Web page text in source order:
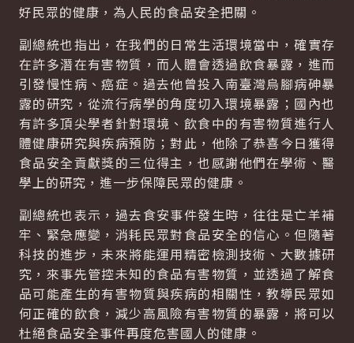
好民眾的健康，為人民的食品安全把關。
副總統也指出，在我們的日常生活環境當中，確實存
在許多潛在有害物質，而人體會透過飲食暴露，進而
引發慢性病、癌症。過去他曾投入南臺灣烏腳病砷暴
露的研究，從流行病學的角度切入環境暴露；國內也
有許多頂尖學者針對環境、飲食中的有害物質進行人
體健康研究與疾病預防；對此，他除了恭喜今日獲得
食品安全貢獻獎的三位得主，也感謝他們在學術、醫
學上的研究，進一步保障民眾的健康。
副總統也表示，過去食安事件發生時，往往是亡羊補
牢、緊急應變，消耗民眾對食品安全的信心。但隨著
科技的進步，未來將能運用精密檢測技術、大數據研
究，來事先管控未知的食品有害物質，並透過了解食
品可能產生的有害物質與疾病的相關性，教導民眾如
何正確的飲食，減少高風險有害物質的暴露，將可以
杜絕食品安全事件再度危害國人的健康。